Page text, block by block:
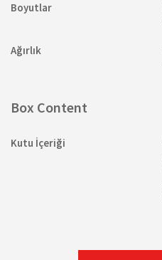
Boyutlar
Ağırlık
Box Content
Kutu İçeriği